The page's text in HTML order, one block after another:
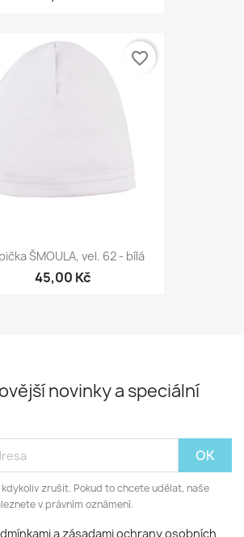
ŠMOULA, vel. 62 - bílá
45,00 Kč
favorite_border
novinky a speciální
zrušit. Pokud to chcete udělat, naše
v právním oznámení.
a zásadami ochrany osobních